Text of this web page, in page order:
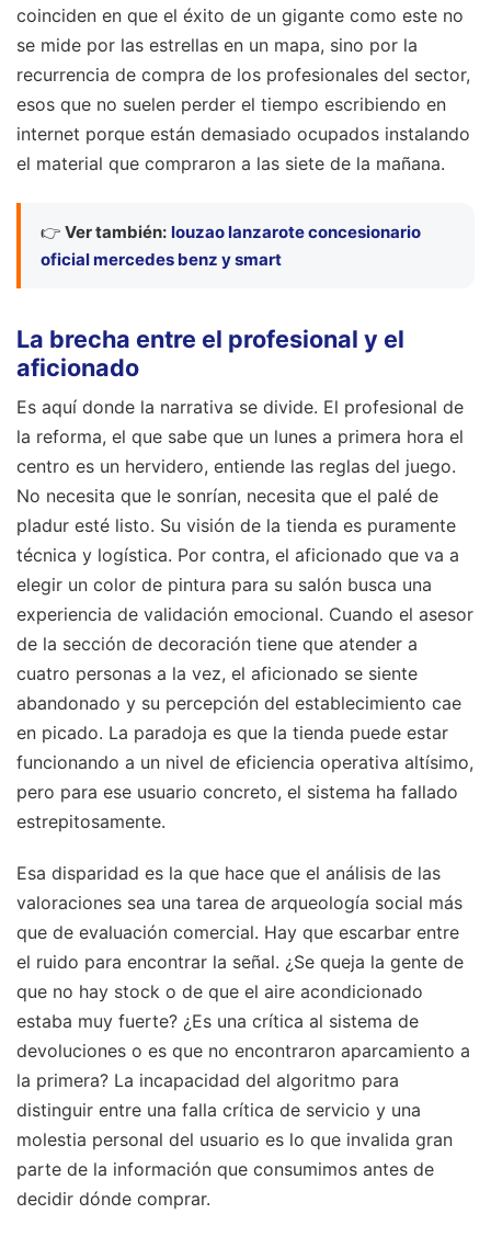
coinciden en que el éxito de un gigante como este no
se mide por las estrellas en un mapa, sino por la
recurrencia de compra de los profesionales del sector,
esos que no suelen perder el tiempo escribiendo en
internet porque están demasiado ocupados instalando
el material que compraron a las siete de la mañana.
👉 Ver también: louzao lanzarote concesionario
oficial mercedes benz y smart
La brecha entre el profesional y el
aficionado
Es aquí donde la narrativa se divide. El profesional de
la reforma, el que sabe que un lunes a primera hora el
centro es un hervidero, entiende las reglas del juego.
No necesita que le sonrían, necesita que el palé de
pladur esté listo. Su visión de la tienda es puramente
técnica y logística. Por contra, el aficionado que va a
elegir un color de pintura para su salón busca una
experiencia de validación emocional. Cuando el asesor
de la sección de decoración tiene que atender a
cuatro personas a la vez, el aficionado se siente
abandonado y su percepción del establecimiento cae
en picado. La paradoja es que la tienda puede estar
funcionando a un nivel de eficiencia operativa altísimo,
pero para ese usuario concreto, el sistema ha fallado
estrepitosamente.
Esa disparidad es la que hace que el análisis de las
valoraciones sea una tarea de arqueología social más
que de evaluación comercial. Hay que escarbar entre
el ruido para encontrar la señal. ¿Se queja la gente de
que no hay stock o de que el aire acondicionado
estaba muy fuerte? ¿Es una crítica al sistema de
devoluciones o es que no encontraron aparcamiento a
la primera? La incapacidad del algoritmo para
distinguir entre una falla crítica de servicio y una
molestia personal del usuario es lo que invalida gran
parte de la información que consumimos antes de
decidir dónde comprar.